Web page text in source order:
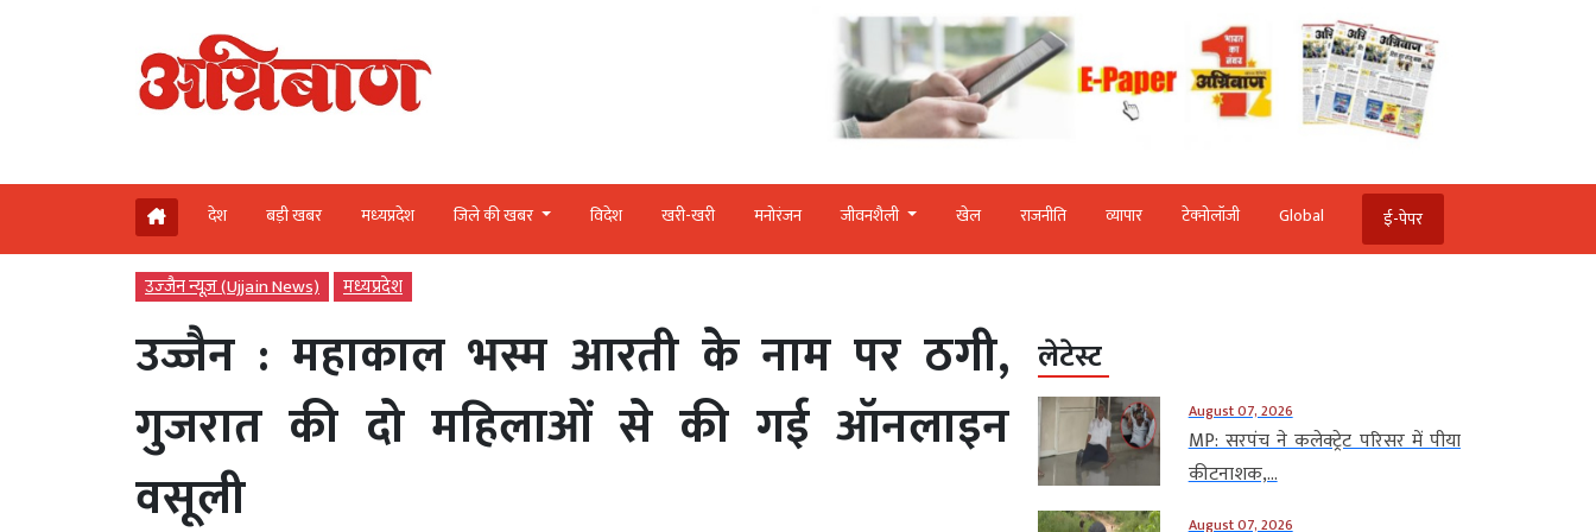
देश बड़ी खबर मध्‍यप्रदेश जिले की खबर विदेश खरी-खरी मनोरंजन जीवनशैली खेल राजनीति व्‍यापार टेक्‍नोलॉजी Global ई-पेपर
उज्‍जैन न्यूज़ (Ujjain News) मध्‍यप्रदेश
उज्जैन : महाकाल भस्म आरती के नाम पर ठगी,
गुजरात की दो महिलाओं से की गई ऑनलाइन
वसूली
लेटेस्ट
August 07, 2026
MP: सरपंच ने कलेक्ट्रेट परिसर में पीया
कीटनाशक,...
August 07, 2026